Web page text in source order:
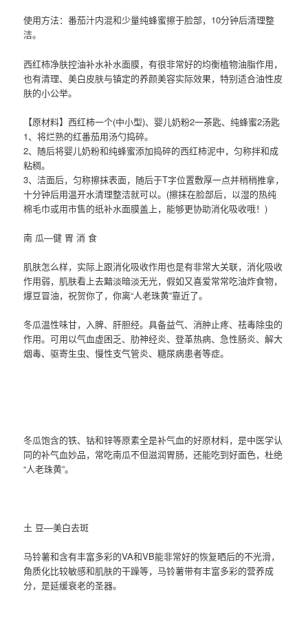
使用方法：番茄汁内混和少量纯蜂蜜擦于脸部，10分钟后清理整
洁。
西红柿净肤控油补水补水面膜，有很非常好的均衡植物油脂作用，
也有清理、美白皮肤与镇定的养颜美容实际效果，特别适合油性皮
肤的小公举。
【原材料】西红柿一个(中小型)、婴儿奶粉2一茶匙、纯蜂蜜2汤匙
1、将烂熟的红番茄用汤勺捣碎。
2、随后将婴儿奶粉和纯蜂蜜添加捣碎的西红柿泥中，匀称拌和成
粘稠。
3、洁面后，匀称擦抹表面，随后于T字位置敷厚一点并稍稍推拿，
十分钟后用温开水清理整洁就可以。(擦抹在脸部后，以湿的热纯
棉毛巾或用市售的纸补水面膜盖上，能够更协助消化吸收哦！)
南 瓜—健 胃 消 食
肌肤怎么样，实际上跟消化吸收作用也是有非常大关联，消化吸收
作用弱，肌肤看上去黯淡暗淡无光，假如又喜爱常常吃油炸食物，
爆豆冒油，祝贺你了，你离“人老珠黄”靠近了。
冬瓜温性味甘，入脾、肝胆经。具备益气、消肿止疼、祛毒除虫的
作用。可用以气血虚困乏、肋神经炎、登革热病、急性肠炎、解大
烟毒、驱寄生虫、慢性支气管炎、糖尿病患者等症。
冬瓜饱含的铁、钴和锌等原素全是补气血的好原材料，是中医学认
同的补气血妙品，常吃南瓜不但滋润胃肠，还能吃到好面色，杜绝
“人老珠黄”。
土 豆—美白去斑
马铃薯和含有丰富多彩的VA和VB能非常好的恢复晒后的不光滑，
角质化比较敏感和肌肤的干躁等，马铃薯带有丰富多彩的营养成
分，是延缓衰老的圣器。